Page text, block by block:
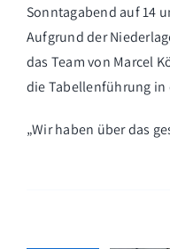
Sonntagabend auf 14
Aufgrund der
das Team von Marcel
die Tabellenführung
„Wir haben über das